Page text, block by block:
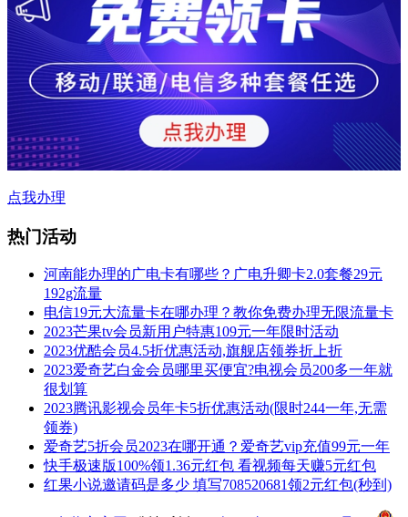
点我办理
热门活动
河南能办理的广电卡有哪些？广电升卿卡2.0套餐29元
192g流量
电信19元大流量卡在哪办理？教你免费办理无限流量卡
2023芒果tv会员新用户特惠109元一年限时活动
2023优酷会员4.5折优惠活动,旗舰店领券折上折
2023爱奇艺白金会员哪里买便宜?电视会员200多一年就
很划算
2023腾讯影视会员年卡5折优惠活动(限时244一年,无需
领券)
爱奇艺5折会员2023在哪开通？爱奇艺vip充值99元一年
快手极速版100%领1.36元红包 看视频每天赚5元红包
红果小说邀请码是多少 填写708520681领2元红包(秒到)